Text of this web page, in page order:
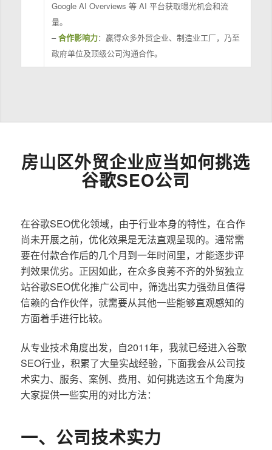
Google AI Overviews 等 AI 平台获取曝光机会和流
量。
–合作影响力：赢得众多外贸企业、制造业工厂，乃至
政府单位及顶级公司沟通合作。
房山区外贸企业应当如何挑选
谷歌SEO公司
在谷歌SEO优化领域，由于行业本身的特性，在合作
尚未开展之前，优化效果是无法直观呈现的。通常需
要在付款合作后的几个月到一年时间里，才能逐步评
判效果优劣。正因如此，在众多良莠不齐的外贸独立
站谷歌SEO优化推广公司中，筛选出实力强劲且值得
信赖的合作伙伴，就需要从其他一些能够直观感知的
方面着手进行比较。
从专业技术角度出发，自2011年，我就已经进入谷歌
SEO行业，积累了大量实战经验，下面我会从公司技
术实力、服务、案例、费用、如何挑选这五个角度为
大家提供一些实用的对比方法：
一、公司技术实力